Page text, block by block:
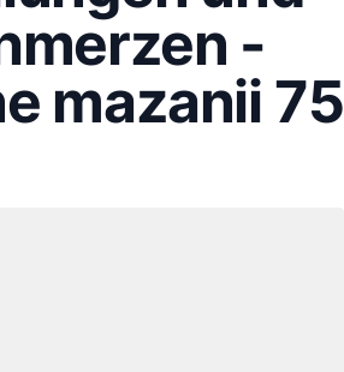
-
mazanii 75